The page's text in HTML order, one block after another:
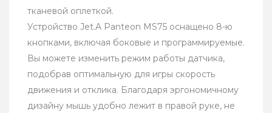
тканевой оплеткой.
Устройство Jet.A Panteon MS75 оснащено 8-ю
кнопками, включая боковые и программируемые.
Вы можете изменить режим работы датчика,
подобрав оптимальную для игры скорость
движения и отклика. Благодаря эргономичному
дизайну мышь удобно лежит в правой руке, не